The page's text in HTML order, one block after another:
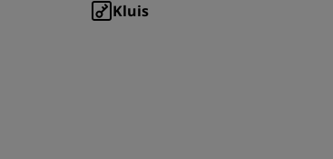
Kluis